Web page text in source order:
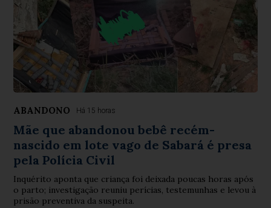
ABANDONO Há 15 horas
Mãe que abandonou bebê recém-
nascido em lote vago de Sabará é presa
pela Polícia Civil
Inquérito aponta que criança foi deixada poucas horas após
o parto; investigação reuniu perícias, testemunhas e levou à
prisão preventiva da suspeita.